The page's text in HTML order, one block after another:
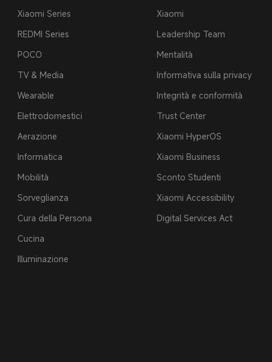
Xiaomi Series
REDMI Series
POCO
TV & Media
Wearable
Elettrodomestici
Aerazione
Informatica
Mobilità
Sorveglianza
Cura della Persona
Cucina
Illuminazione
Xiaomi
Leadership Team
Mentalità
Informativa sulla privacy
Integrità e conformità
Trust Center
Xiaomi HyperOS
Xiaomi Business
Sconto Studenti
Xiaomi Accessibility
Digital Services Act